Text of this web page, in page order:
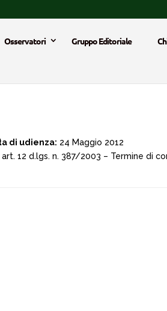
Osservatori Gruppo Editoriale
di udienza: 24 Maggio 2012
12 d.lgs. n. 387/2003 – Termine di